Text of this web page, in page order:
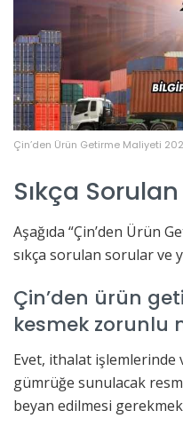
Çin’den Ürün Getirme Maliyeti
Sıkça
Aşağıda “Çin’den Ürün
sıkça sorulan sorular ve
Çin’den ürün
kesmek zorunlu
Evet, ithalat
gümrüğe sunulacak
beyan edilmesi